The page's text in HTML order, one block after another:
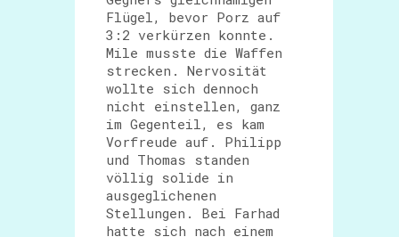
Flügel, bevor Porz auf
3:2 verkürzen konnte.
Mile musste die Waffen
strecken. Nervosität
wollte sich dennoch
nicht einstellen, ganz
im Gegenteil, es kam
Vorfreude auf. Philipp
und Thomas standen
völlig solide in
ausgeglichenen
Stellungen. Bei Farhad
hatte sich nach einem